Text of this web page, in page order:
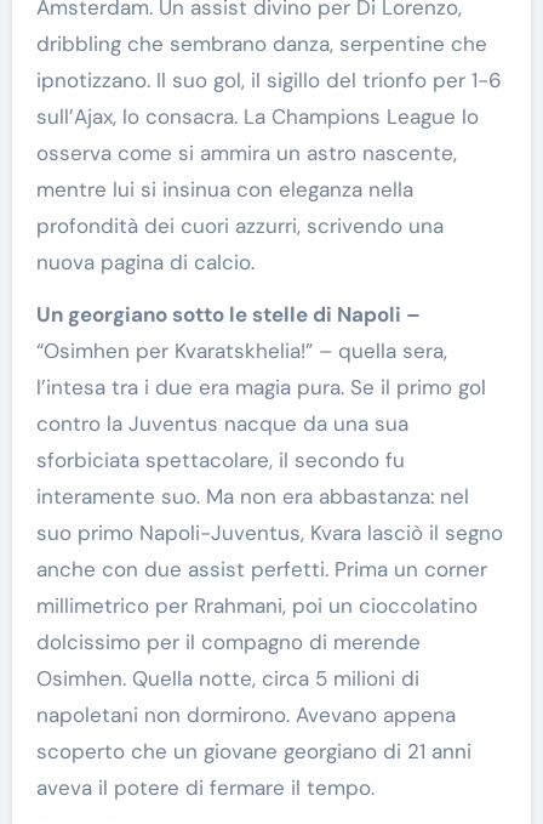
Amsterdam. Un assist divino per Di Lorenzo,
dribbling che sembrano danza, serpentine che
ipnotizzano. Il suo gol, il sigillo del trionfo per 1-6
sull’Ajax, lo consacra. La Champions League lo
osserva come si ammira un astro nascente,
mentre lui si insinua con eleganza nella
profondità dei cuori azzurri, scrivendo una
nuova pagina di calcio.
Un georgiano sotto le stelle di Napoli –
“Osimhen per Kvaratskhelia!” – quella sera,
l’intesa tra i due era magia pura. Se il primo gol
contro la Juventus nacque da una sua
sforbiciata spettacolare, il secondo fu
interamente suo. Ma non era abbastanza: nel
suo primo Napoli-Juventus, Kvara lasciò il segno
anche con due assist perfetti. Prima un corner
millimetrico per Rrahmani, poi un cioccolatino
dolcissimo per il compagno di merende
Osimhen. Quella notte, circa 5 milioni di
napoletani non dormirono. Avevano appena
scoperto che un giovane georgiano di 21 anni
aveva il potere di fermare il tempo.